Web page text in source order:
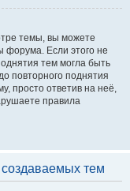
темы, вы можете
форума. Если этого не
тем могла быть
повторного поднятия
просто ответив на неё,
правила
тем